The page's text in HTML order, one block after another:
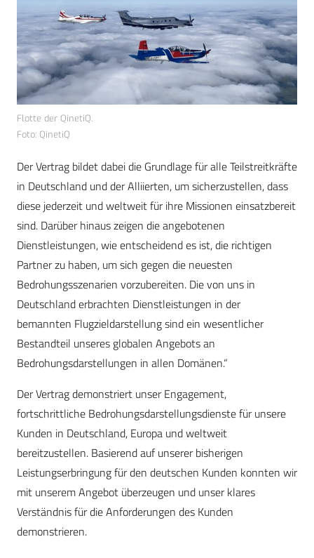
Flotte der QinetiQ.
Foto: QinetiQ
Der Vertrag bildet dabei die Grundlage für alle Teilstreitkräfte
in Deutschland und der Alliierten, um sicherzustellen, dass
diese jederzeit und weltweit für ihre Missionen einsatzbereit
sind. Darüber hinaus zeigen die angebotenen
Dienstleistungen, wie entscheidend es ist, die richtigen
Partner zu haben, um sich gegen die neuesten
Bedrohungsszenarien vorzubereiten. Die von uns in
Deutschland erbrachten Dienstleistungen in der
bemannten Flugzieldarstellung sind ein wesentlicher
Bestandteil unseres globalen Angebots an
Bedrohungsdarstellungen in allen Domänen.“
Der Vertrag demonstriert unser Engagement,
fortschrittliche Bedrohungsdarstellungsdienste für unsere
Kunden in Deutschland, Europa und weltweit
bereitzustellen. Basierend auf unserer bisherigen
Leistungserbringung für den deutschen Kunden konnten wir
mit unserem Angebot überzeugen und unser klares
Verständnis für die Anforderungen des Kunden
demonstrieren.